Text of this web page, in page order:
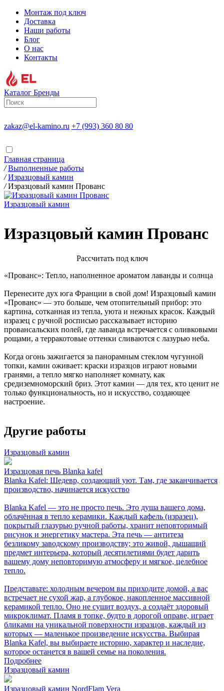
Монтаж под ключ
Доставка
Наши работы
Блог
О нас
Контакты
Каталог Бренды
zakaz@el-kamino.ru +7 (993) 360 80 80
Главная страница
/ Выполненные работы
/ Изразцовый камин
/ Изразцовый камин Прованс
Изразцовый камин Прованс
Изразцовый камин
Расcчитать под ключ
«Прованс»: Тепло, наполненное ароматом лаванды и солнца
Перенесите дух юга Франции в свой дом! Изразцовый камин
«Прованс» — это больше, чем отопительный прибор: это
картина, сотканная из тепла, уюта и нежных красок. Каждый
изразец с ручной росписью рассказывает историю
провансальских полей, где лаванда встречается с оливковыми
рощами, а терракотовые оттенки сливаются с лазурью неба.
Когда огонь зажигается за панорамным стеклом чугунной
топки, камин оживает: краски изразцов играют новыми
гранями, а тепло мягко наполняет комнату, как
средиземноморский бриз. Этот камин — для тех, кто ценит не
только функциональность, но и искусство, создающее
настроение.
Другие работы
Изразцовый камин
Изразцовая печь Blanka kafel
Blanka Kafel: Шедевр, создающий уют. Там, где заканчивается
производство, начинается искусство
Blanka Kafel — это не просто печь. Это душа вашего дома,
облачённая в тепло керамики. Каждый кафель (изразец),
покрытый глазурью ручной работы, хранит неповторимый
рисунок и энергетику мастера. Эта печь — антитеза
безликому заводскому производству; это живой, дышащий
предмет интерьера, который десятилетиями будет дарить
вашему дому неповторимую атмосферу и мягкое, целебное
тепло.
Представьте: холодным вечером вы приходите домой, а вас
встречает не сухой жар, а глубокое, накопленное массивной
керамикой тепло. Оно не сушит воздух, а создаёт здоровый
микроклимат. Пламя в топке, будто в дорогой оправе, играет
бликами на уникальной поверхности изразцов, каждый из
которых — маленькое произведение искусства. Выбирая
Blanka Kafel, вы выбираете историю, характер и наследие,
которое останется в вашей семье на поколения.
Подробнее
Изразцовый камин
Изразцовый камин NordFlam Vera